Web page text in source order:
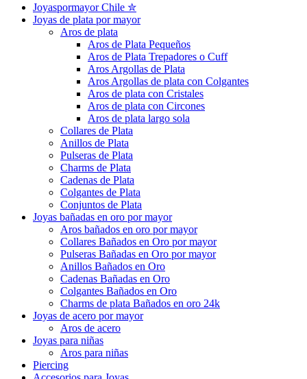
Joyaspormayor Chile ✮
Joyas de plata por mayor
Aros de plata
Aros de Plata Pequeños
Aros de Plata Trepadores o Cuff
Aros Argollas de Plata
Aros Argollas de plata con Colgantes
Aros de plata con Cristales
Aros de plata con Circones
Aros de plata largo sola
Collares de Plata
Anillos de Plata
Pulseras de Plata
Charms de Plata
Cadenas de Plata
Colgantes de Plata
Conjuntos de Plata
Joyas bañadas en oro por mayor
Aros bañados en oro por mayor
Collares Bañados en Oro por mayor
Pulseras Bañadas en Oro por mayor
Anillos Bañados en Oro
Cadenas Bañadas en Oro
Colgantes Bañados en Oro
Charms de plata Bañados en oro 24k
Joyas de acero por mayor
Aros de acero
Joyas para niñas
Aros para niñas
Piercing